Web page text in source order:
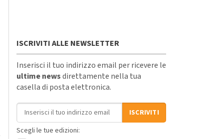
ISCRIVITI ALLE NEWSLETTER
Inserisci il tuo indirizzo email per ricevere le
ultime newsdirettamente nella tua
casella di posta elettronica.
Indirizzo email
ISCRIVITI
Scegli le tue edizioni: